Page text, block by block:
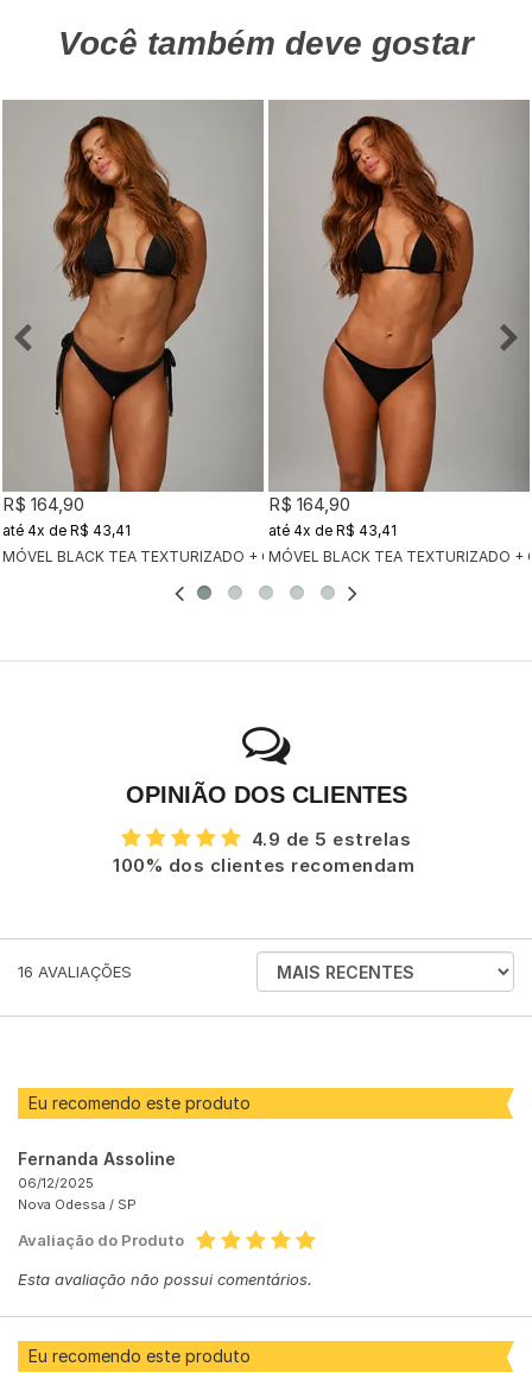
Você também deve gostar
MÓVEL BLACK TEA TEXTURIZADO + CALCINHA CLÁSSICA BLACK TEA
R$ 164,90
4x de R$ 43,41
MÓVEL BLACK TEA TEXTURIZADO +
R$ 164,90
4x de R$ 43,41
OPINIÃO DOS CLIENTES
4.9 de 5 estrelas
100% dos clientes recomendam
16 AVALIAÇÕES
ORDENAR
AVALIAÇÕES
Eu recomendo este produto
Fernanda Assoline
06/12/2025
Nova Odessa / SP
Avaliação do Produto
Esta avaliação não possui comentários.
Eu recomendo este produto